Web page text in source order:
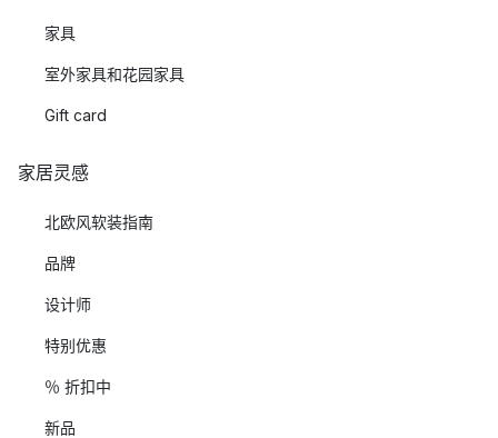
家具
室外家具和花园家具
Gift card
家居灵感
北欧风软装指南
品牌
设计师
特别优惠
％ 折扣中
新品